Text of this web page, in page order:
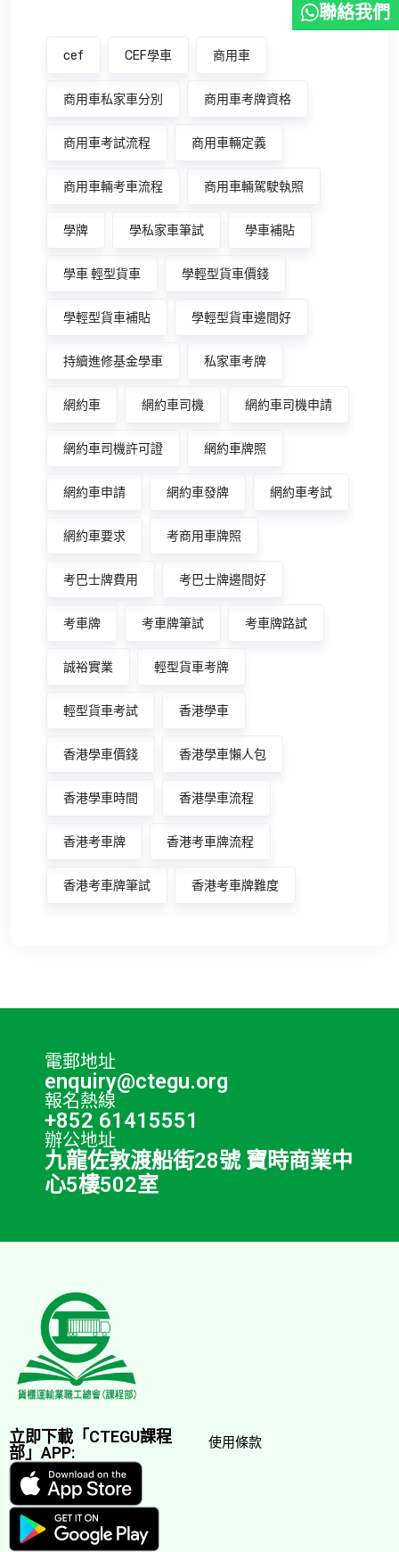
cef CEF學車 商用車
商用車私家車分別 商用車考牌資格
商用車考試流程 商用車輛定義
商用車輛考車流程 商用車輛駕駛執照
學牌 學私家車筆試 學車補貼
學車 輕型貨車 學輕型貨車價錢
學輕型貨車補貼 學輕型貨車邊間好
持續進修基金學車 私家車考牌
網約車 網約車司機 網約車司機申請
網約車司機許可證 網約車牌照
網約車申請 網約車發牌 網約車考試
網約車要求 考商用車牌照
考巴士牌費用 考巴士牌邊間好
考車牌 考車牌筆試 考車牌路試
誠裕實業 輕型貨車考牌
輕型貨車考試 香港學車
香港學車價錢 香港學車懶人包
香港學車時間 香港學車流程
香港考車牌 香港考車牌流程
香港考車牌筆試 香港考車牌難度
聯絡我們
電郵地址
enquiry@ctegu.org
報名熱線
+852 61415551
辦公地址
九龍佐敦渡船街28號 寶時商業中
心5樓502室
立即下載「CTEGU課程
部」APP:
使用條款